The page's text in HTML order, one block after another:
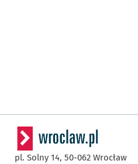
pl. Solny 14, 50-062 Wrocław